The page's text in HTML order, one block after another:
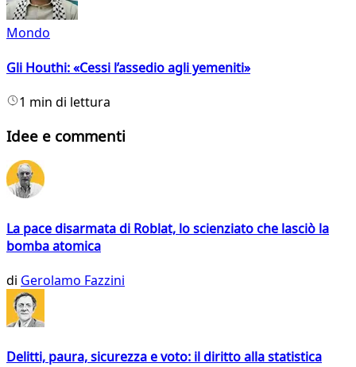
Mondo
Gli Houthi: «Cessi l’assedio agli yemeniti»
1 min di lettura
Idee e commenti
La pace disarmata di Roblat, lo scienziato che lasciò la
bomba atomica
di Gerolamo Fazzini
Delitti, paura, sicurezza e voto: il diritto alla statistica